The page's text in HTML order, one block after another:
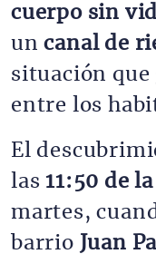
cuerpo sin
uncanal de
situación que
entre los
El
las11:50 de
martes,
barrio Juan